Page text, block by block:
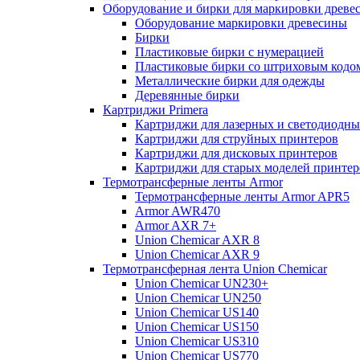
Оборудование и бирки для маркировки
Оборудование маркировки древесины
Бирки
Пластиковые бирки с нумерацией
Пластиковые бирки со штриховым
Металлические бирки для одежды
Деревянные бирки
Картриджи Primera
Картриджи для лазерных и
Картриджи для струйных принтеров
Картриджи для дисковых принтеров
Картриджи для старых моделей
Термотрансферные ленты Armor
Термотрансферные ленты Armor APR5
Armor AWR470
Armor AXR 7+
Union Chemicar AXR 8
Union Chemicar AXR 9
Термотрансферная лента Union Chemicar
Union Chemicar UN230+
Union Chemicar UN250
Union Chemicar US140
Union Chemicar US150
Union Chemicar US310
Union Chemicar US770